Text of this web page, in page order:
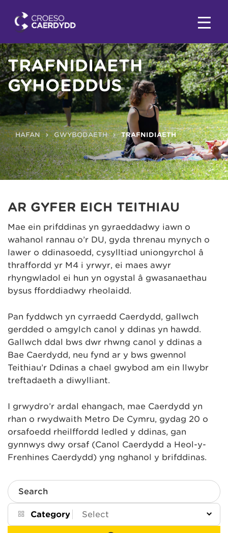
TRAFNIDIAETH
GYHOEDDUS
HAFAN GWYBODAETH TRAFNIDIAETH
AR GYFER EICH TEITHIAU
Mae ein prifddinas yn gyraeddadwy iawn o
wahanol rannau o’r DU, gyda threnau mynych o
lawer o ddinasoedd, cysylltiad uniongyrchol â
thraffordd yr M4 i yrwyr, ei maes awyr
rhyngwladol ei hun yn ogystal â gwasanaethau
bysus fforddiadwy rheolaidd.
Pan fyddwch yn cyrraedd Caerdydd, gallwch
gerdded o amgylch canol y ddinas yn hawdd.
Gallwch ddal bws dŵr rhwng canol y ddinas a
Bae Caerdydd, neu fynd ar y bws gwennol
Teithiau’r Ddinas a chael gwybod am ein llwybr
treftadaeth a diwylliant.
I grwydro’r ardal ehangach, mae Caerdydd yn
rhan o rwydwaith Metro De Cymru, gydag 20 o
orsafoedd rheilffordd ledled y ddinas, gan
gynnwys dwy orsaf (Canol Caerdydd a Heol-y-
Frenhines Caerdydd) yng nghanol y brifddinas.
Search
Category